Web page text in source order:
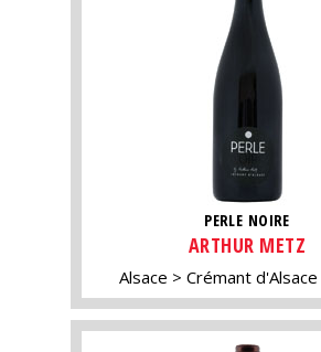
PERLE NOIRE
ARTHUR METZ
Alsace Crémant d'Alsace